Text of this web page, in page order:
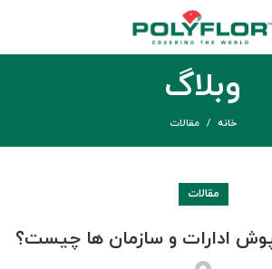
وبلاگ
خانه مقالات
مقالات
ادارات و سازمان ها چیست؟